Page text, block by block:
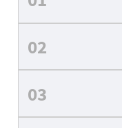
02
03